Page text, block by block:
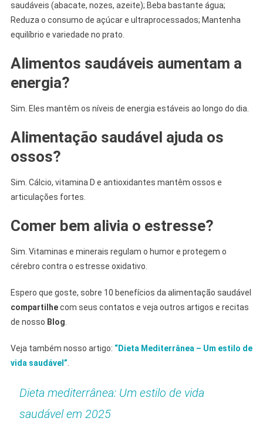
saudáveis (abacate, nozes, azeite); Beba bastante água;
Reduza o consumo de açúcar e ultraprocessados; Mantenha
equilíbrio e variedade no prato.
Alimentos saudáveis aumentam a
energia?
Sim. Eles mantêm os níveis de energia estáveis ao longo do dia.
Alimentação saudável ajuda os
ossos?
Sim. Cálcio, vitamina D e antioxidantes mantêm ossos e
articulações fortes.
Comer bem alivia o estresse?
Sim. Vitaminas e minerais regulam o humor e protegem o
cérebro contra o estresse oxidativo.
Espero que goste, sobre 10 benefícios da alimentação saudável
compartilhecom seus contatos e veja outros artigos e recitas
de nosso Blog
Veja também nosso artigo: “Dieta Mediterrânea – Um estilo de
vida saudável”
Dieta mediterrânea: Um estilo de vida
saudável em 2025